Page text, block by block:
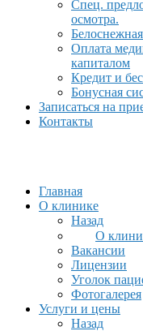
Спец.
осмотра.
Оплата
капиталом
Кредит и
Бонусная
Записаться на
Контакты
Главная
О клинике
Назад
О
Вакансии
Лицензии
Уголок
Фотогалерея
Услуги и цены
Назад